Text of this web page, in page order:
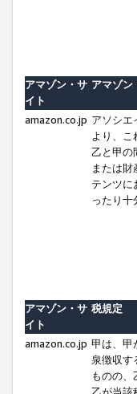
アマゾン・サ
イト
アマゾン
amazon.co.jp アソシエ
より、
乙と甲の
または
テンツに
ったり
アマゾン・サ
イト
税規定
amazon.co.jp 甲は、甲
泉徴収す
ものの